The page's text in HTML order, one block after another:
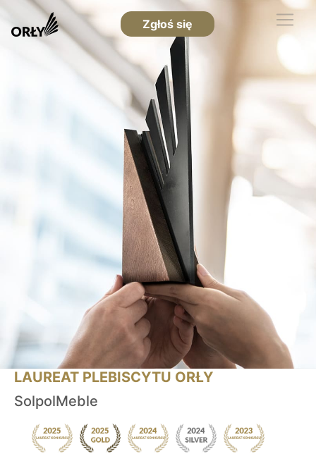
Zgłoś się
LAUREAT PLEBISCYTU ORŁY
SolpolMeble